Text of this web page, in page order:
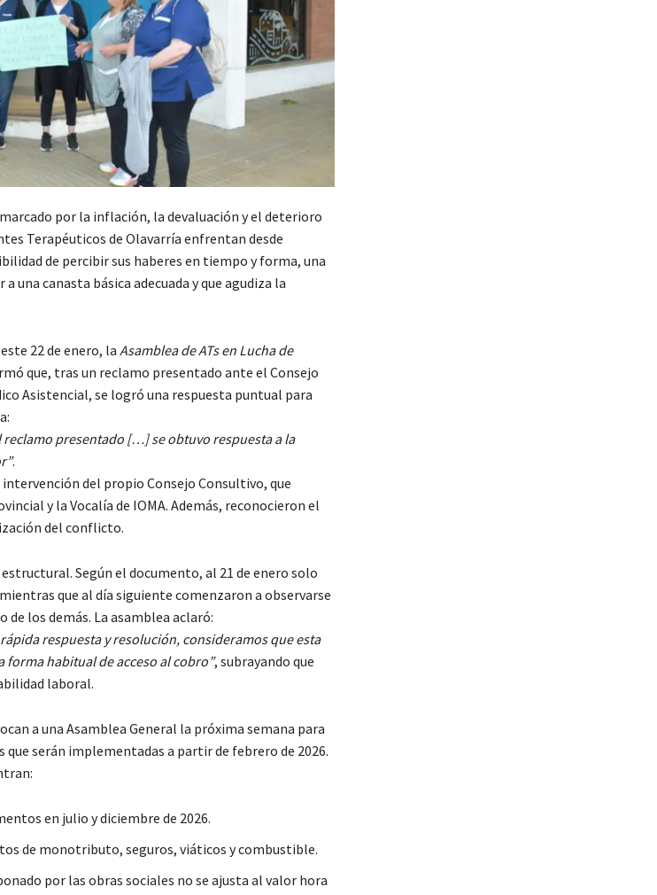
por la inflación, la devaluación y el deterioro
Terapéuticos de Olavarría enfrentan desde
de percibir sus haberes en tiempo y forma, una
una canasta básica adecuada y que agudiza la
22 de enero, laAsamblea de ATs en Lucha de
que, tras un reclamo presentado ante el Consejo
Asistencial, se logró una respuesta puntual para
presentado […] se obtuvo respuesta a la
.
del propio Consejo Consultivo, que
y la Vocalía de IOMA. Además, reconocieron el
del conflicto.
Según el documento, al 21 de enero solo
que al día siguiente comenzaron a observarse
los demás. La asamblea aclaró:
respuesta y resolución, consideramos que esta
habitual de acceso al cobro”, subrayando que
laboral.
a una Asamblea General la próxima semana para
serán implementadas a partir de febrero de 2026.
en julio y diciembre de 2026.
de monotributo, seguros, viáticos y combustible.
por las obras sociales no se ajusta al valor hora